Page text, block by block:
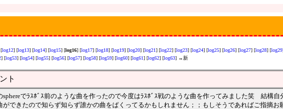
log12] [log13] [log14] [log15] [log16] [log17] [log18] [log19] [log20] [log21] [log22] [log23] [log24] [log25] [log26] [log27] [log28] [log29
] [log53] [log54] [log55] [log56] [log57] [log58] [log59] [log60] [log61] [log62] [log63] →新
ト
sphereでﾗｽﾎﾞｽ前のような曲を作ったので今度はﾗｽﾎﾞｽ戦のような曲を作ってみました笑 結構
ができたので知らず知らず誰かの曲をぱくってるかもしれません；；もしそうであればご指摘お